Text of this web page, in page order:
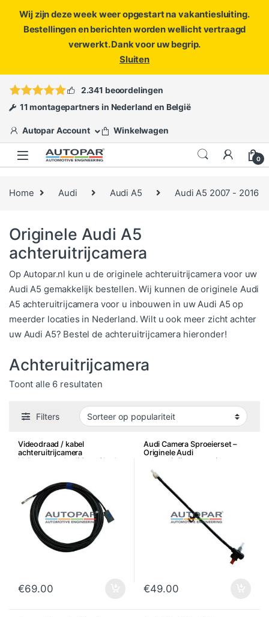
Wij zijn deze week weer opgestart na vakantiesluiting.
Bestellingen en berichten worden wellicht vertraagd
verwerkt. Dank voor uw begrip.
Sluiten
ofopen een ticket
2.341 beoordelingen
11 montagepartners in Nederland en België
Autopar Account Winkelwagen
0
Home Audi Audi A5 Audi A5 2007 - 2016
Originele Audi A5
achteruitrijcamera
Op Autopar.nl kun u de originele achteruitrijcamera voor uw
Audi A5 gemakkelijk bestellen. Wij kunnen de originele Audi
A5 achteruitrijcamera voor u inbouwen in uw Audi A5 op
meerder locaties in Nederland. Wilt u ook meer zicht achter
uw Audi A5? Bestel de achteruitrijcamera hieronder!
Achteruitrijcamera
Toont alle 6 resultatenGesorteerd op populariteit
Filters
Videodraad / kabel
achteruitrijcamera
Volkswagen Audi Seat Skoda
€69.00
Audi Camera Sproeierset –
Originele Audi
achteruitrijcamera wis was
€49.00